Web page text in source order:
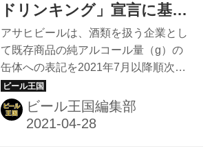
日本のビール市場が成熟して商品の差
のもつ唯一無二の価値を高めるため、
今回のフルリニューアルでは、特長で
ある「辛口」のコンセプトはそのまま
に、発売以来初めて中味設計を変
更。“キレのよさ”を維持しながら“飲み
ごたえ”を向上させた。 中味設計の...
ドリンキング」宣言に基づ
き、ビール飲料、缶チュー
ハイの純アルコール量を缶
体表記へ
アサヒビールは、酒類を扱う企業とし
て既存商品の純アルコール量（g）の
缶体への表記を2021年7月以降順次開
始、2023年末までの完了を目指すと発
表した。 対象は日本国内で製造販売す
るビール類、缶チューハイ、ビールテ
ビール王国編集部